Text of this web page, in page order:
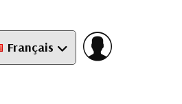
Français